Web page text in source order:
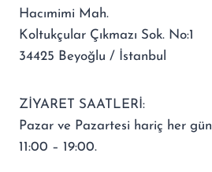
Hacımimi Mah.
Koltukçular Çıkmazı Sok. No:1
34425 Beyoğlu / İstanbul
ZİYARET SAATLERİ:
Pazar ve Pazartesi hariç her gün
11:00 – 19:00.